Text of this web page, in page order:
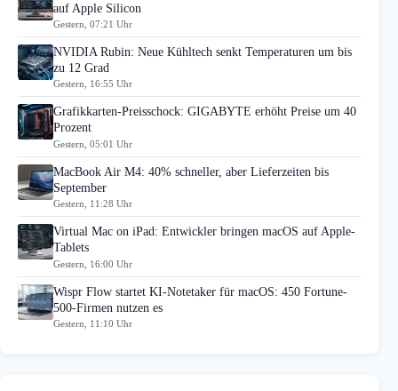
auf Apple Silicon
Gestern, 07:21 Uhr
NVIDIA Rubin: Neue Kühltech senkt Temperaturen um bis
zu 12 Grad
Gestern, 16:55 Uhr
Grafikkarten-Preisschock: GIGABYTE erhöht Preise um 40
Prozent
Gestern, 05:01 Uhr
MacBook Air M4: 40% schneller, aber Lieferzeiten bis
September
Gestern, 11:28 Uhr
Virtual Mac on iPad: Entwickler bringen macOS auf Apple-
Tablets
Gestern, 16:00 Uhr
Wispr Flow startet KI-Notetaker für macOS: 450 Fortune-
500-Firmen nutzen es
Gestern, 11:10 Uhr